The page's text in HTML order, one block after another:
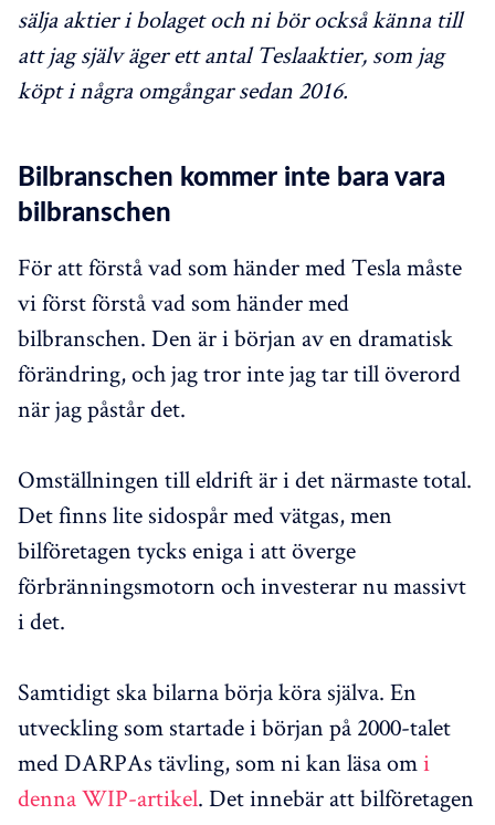
sälja aktier i bolaget och ni bör också känna till
att jag själv äger ett antal Teslaaktier, som jag
köpt i några omgångar sedan 2016.
Bilbranschen kommer inte bara vara
bilbranschen
För att förstå vad som händer med Tesla måste
vi först förstå vad som händer med
bilbranschen. Den är i början av en dramatisk
förändring, och jag tror inte jag tar till överord
när jag påstår det.
Omställningen till eldrift är i det närmaste total.
Det finns lite sidospår med vätgas, men
bilföretagen tycks eniga i att överge
förbränningsmotorn och investerar nu massivt
i det.
Samtidigt ska bilarna börja köra själva. En
utveckling som startade i början på 2000-talet
med DARPAs tävling, som ni kan läsa omi
denna WIP-artikel. Det innebär att bilföretagen